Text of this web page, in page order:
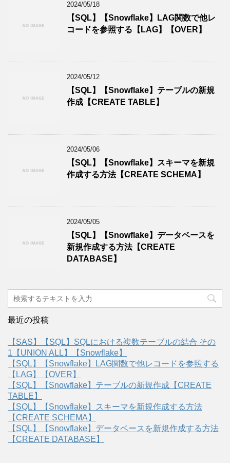
2024/05/18
【SQL】【Snowflake】LAG関数で他レ
コードを参照する【LAG】【OVER】
2024/05/12
【SQL】【Snowflake】テーブルの新規
作成【CREATE TABLE】
2024/05/06
【SQL】【Snowflake】スキーマを新規
作成する方法【CREATE SCHEMA】
2024/05/05
【SQL】【Snowflake】データベースを
新規作成する方法【CREATE
DATABASE】
最近の投稿
【SAS】【SQL】SQLにおける複数テーブルの結合 その
1【UNION ALL】【Snowflake】
【SQL】【Snowflake】LAG関数で他レコードを参照する
【LAG】【OVER】
【SQL】【Snowflake】テーブルの新規作成【CREATE
TABLE】
【SQL】【Snowflake】スキーマを新規作成する方法
【CREATE SCHEMA】
【SQL】【Snowflake】データベースを新規作成する方法
【CREATE DATABASE】